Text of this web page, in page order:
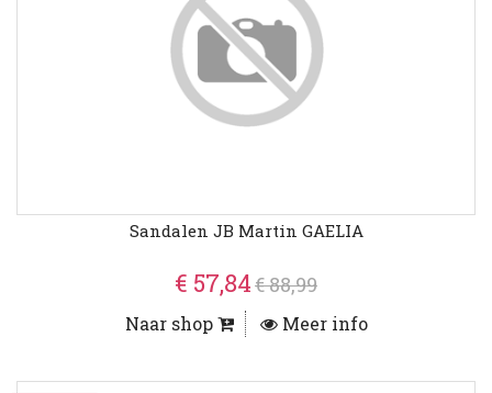
Sandalen JB Martin GAELIA
€ 57,84€ 88,99
Naar shop Meer info